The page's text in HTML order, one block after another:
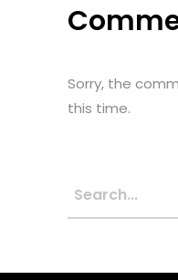
Sorry, the
this time.